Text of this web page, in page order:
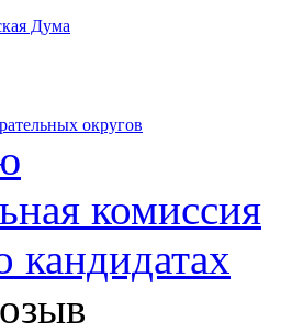
округов
комиссия
кандидатах